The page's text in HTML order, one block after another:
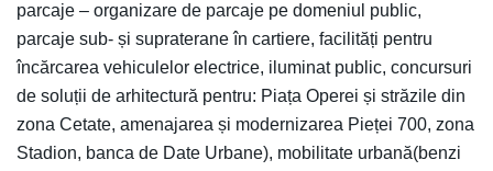
parcaje – organizare de parcaje pe domeniul public,
parcaje sub- și supraterane în cartiere, facilități pentru
încărcarea vehiculelor electrice, iluminat public, concursuri
de soluții de arhitectură pentru: Piața Operei și străzile din
zona Cetate, amenajarea și modernizarea Pieței 700, zona
Stadion, banca de Date Urbane), mobilitate urbană(benzi